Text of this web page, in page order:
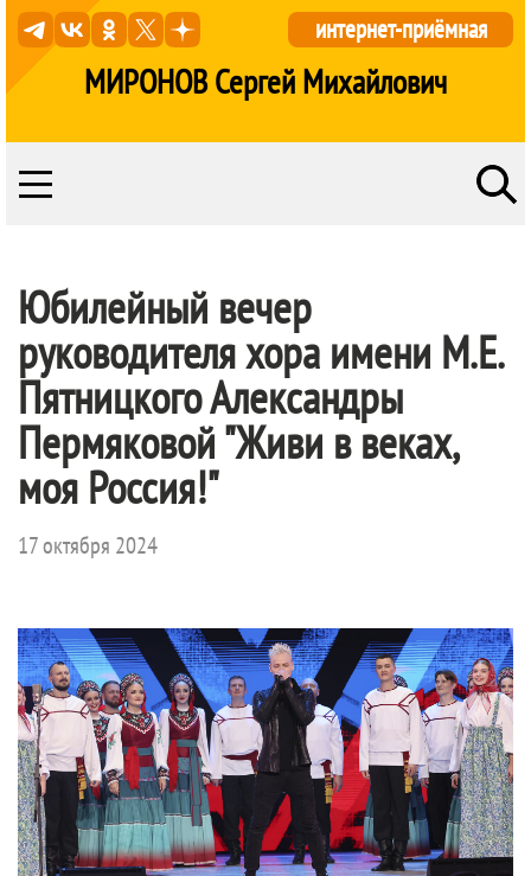
МИРОНОВ Сергей Михайлович
интернет-приёмная
Юбилейный вечер
руководителя хора имени М.Е.
Пятницкого Александры
Пермяковой "Живи в веках,
моя Россия!"
17 октября 2024